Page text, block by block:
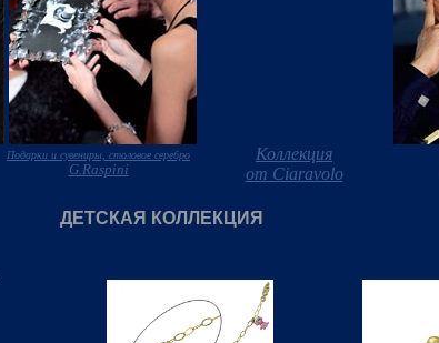
Подарки и сувениры, столовое серебро
G.Raspini
Коллекция
от Ciaravolo
ДЕТСКАЯ КОЛЛЕКЦИЯ